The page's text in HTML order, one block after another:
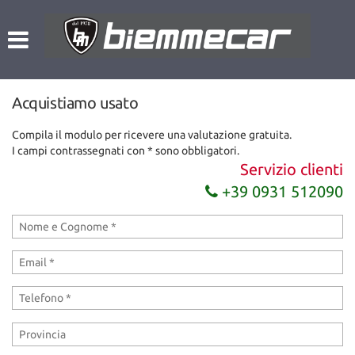
NOLEGGIO A BREVE TERMINE
L’AZIENDA
ASSISTENZA
CONTATTI
Acquistiamo usato
Compila il modulo per ricevere una valutazione gratuita.
I campi contrassegnati con * sono obbligatori.
Servizio clienti
+39 0931 512090
tue
seguente
pannello
esprimere
le
tue
preferenze
consenso
alle
tecnologie
di